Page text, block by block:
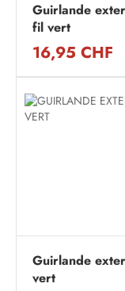
Guirlande
fil vert
16,95 CHF
Guirlande
vert